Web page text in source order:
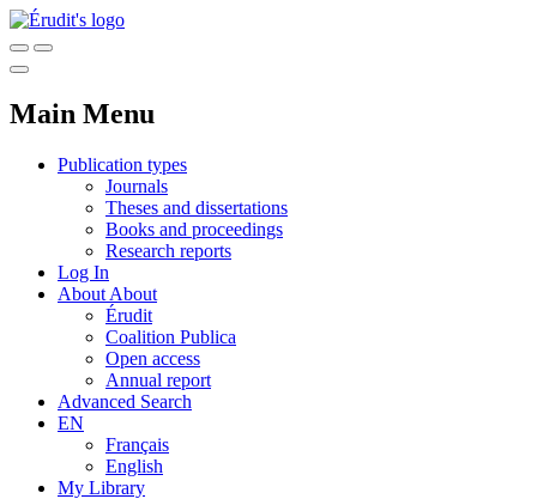
Main Menu
Publication types
Journals
Theses and dissertations
Books and proceedings
Research reports
Log In
About About
Érudit
Coalition Publica
Open access
Annual report
Advanced Search
EN
Français
English
My Library